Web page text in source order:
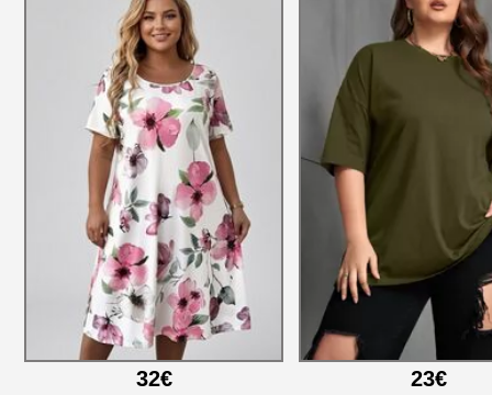
32€ 23€